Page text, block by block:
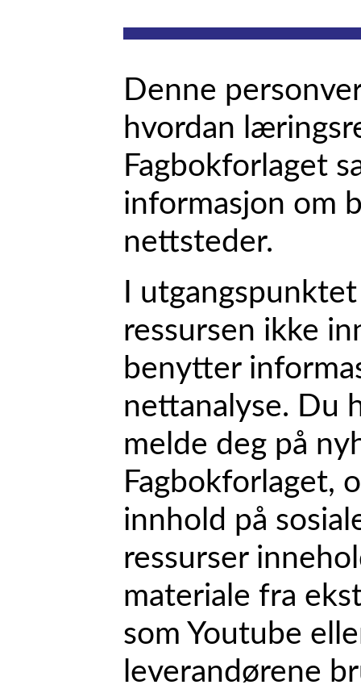
Denne
hvordan
Fagbokforlaget
informasjon om
nettsteder.
I
ressursen ikke
benytter
nettanalyse. Du
melde deg på
Fagbokforlaget,
innhold på
ressurser
materiale fra
som Youtube
leverandørene